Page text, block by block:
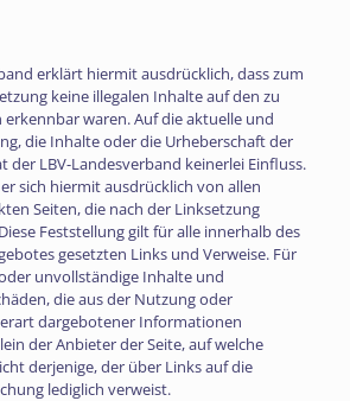
erklärt hiermit ausdrücklich, dass zum
keine illegalen Inhalte auf den zu
waren. Auf die aktuelle und
die Inhalte oder die Urheberschaft der
der LBV-Landesverband keinerlei Einfluss.
sich hiermit ausdrücklich von allen
Seiten, die nach der Linksetzung
Feststellung gilt für alle innerhalb des
gesetzten Links und Verweise. Für
unvollständige Inhalte und
die aus der Nutzung oder
dargebotener Informationen
der Anbieter der Seite, auf welche
derjenige, der über Links auf die
lediglich verweist.